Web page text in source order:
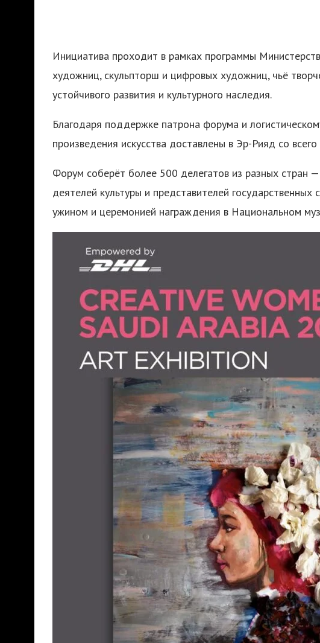
Инициатива проходит в рамках программы
художниц, скульпторш и цифровых художниц, чьё
устойчивого развития и культурного наследия.
Благодаря поддержке патрона форума и
произведения искусства доставлены в Эр-Рияд со
Форум соберёт более 500 делегатов из разных стран
деятелей культуры и представителей государственных
ужином и церемонией награждения в Национальном